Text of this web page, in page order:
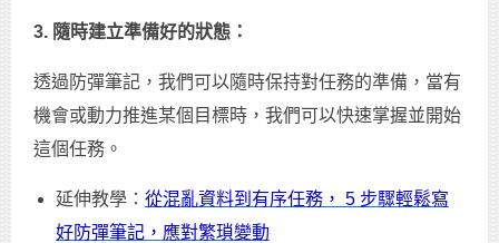
3. 隨時建立準備好的狀態：
透過防彈筆記，我們可以隨時保持對任務的準備，當有
機會或動力推進某個目標時，我們可以快速掌握並開始
這個任務。
延伸教學： 從混亂資料到有序任務， 5 步驟輕鬆寫
好防彈筆記，應對繁瑣變動